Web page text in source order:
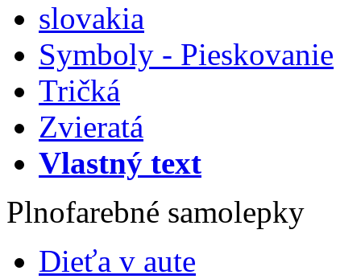
slovakia
Symboly - Pieskovanie
Tričká
Zvieratá
Vlastný text
Plnofarebné samolepky
Dieťa v aute